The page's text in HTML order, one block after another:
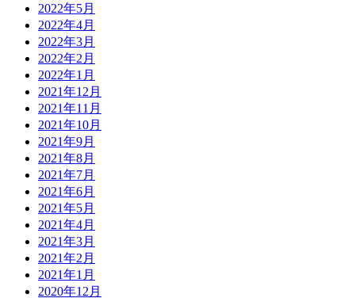
2022年5月
2022年4月
2022年3月
2022年2月
2022年1月
2021年12月
2021年11月
2021年10月
2021年9月
2021年8月
2021年7月
2021年6月
2021年5月
2021年4月
2021年3月
2021年2月
2021年1月
2020年12月